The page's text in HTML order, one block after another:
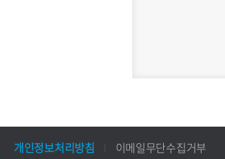
개인정보처리방침 이메일무단수집거부